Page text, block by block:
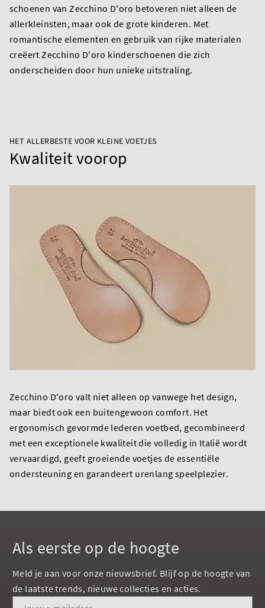
schoenen van Zecchino D'oro betoveren niet alleen de
allerkleinsten, maar ook de grote kinderen. Met
romantische elementen en gebruik van rijke materialen
creëert Zecchino D'oro kinderschoenen die zich
onderscheiden door hun unieke uitstraling.
HET ALLERBESTE VOOR KLEINE VOETJES
Kwaliteit voorop
Zecchino D'oro valt niet alleen op vanwege het design,
maar biedt ook een buitengewoon comfort. Het
ergonomisch gevormde lederen voetbed, gecombineerd
met een exceptionele kwaliteit die volledig in Italië wordt
vervaardigd, geeft groeiende voetjes de essentiële
ondersteuning en garandeert urenlang speelplezier.
Als eerste op de hoogte
Meld je aan voor onze nieuwsbrief. Blijf op de hoogte van
de laatste trends, nieuwe collecties en acties.